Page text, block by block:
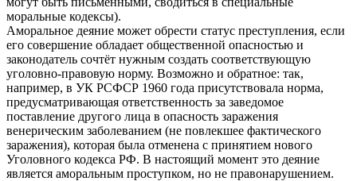
моральные кодексы).
Аморальное деяние может обрести статус преступления, если
его совершение обладает общественной опасностью и
законодатель сочтёт нужным создать соответствующую
уголовно-правовую норму. Возможно и обратное: так,
например, в УК РСФСР 1960 года присутствовала норма,
предусматривающая ответственность за заведомое
поставление другого лица в опасность заражения
венерическим заболеванием (не повлекшее фактического
заражения), которая была отменена с принятием нового
Уголовного кодекса РФ. В настоящий момент это деяние
является аморальным проступком, но не правонарушением.